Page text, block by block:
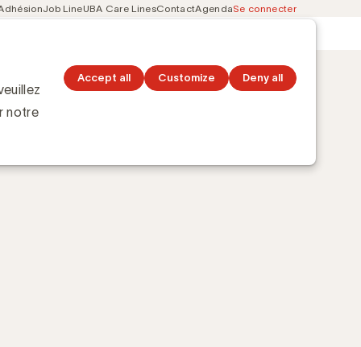
notre
Accept all Customize Deny all
Job LineUBA Care LinesContactAgendaSe connecter